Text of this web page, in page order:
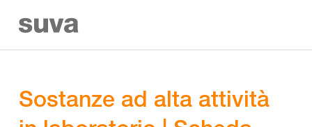
Sostanze ad alta attività